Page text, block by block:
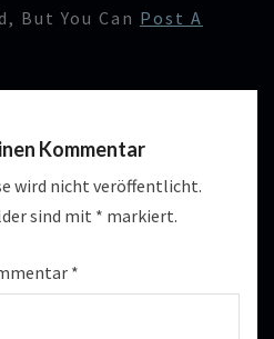
But You Can Post A
Kommentar
wird nicht veröffentlicht.
sind mit * markiert.
*